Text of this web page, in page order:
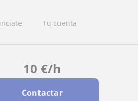
Tu cuenta
10 €/h
Contactar